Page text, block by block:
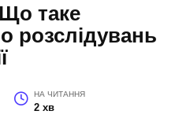
таке
розслідувань
НА ЧИТАННЯ
2 хв